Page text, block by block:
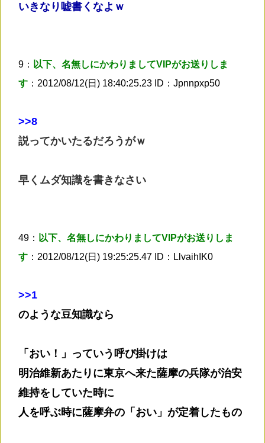
いきなり嘘書くなよｗ
9： 以下、名無しにかわりましてVIPがお送りしま
す ：2012/08/12(日) 18:40:25.23 ID：Jpnnpxp50
>>8
説ってかいたるだろうがｗ
早くムダ知識を書きなさい
49： 以下、名無しにかわりましてVIPがお送りしま
す ：2012/08/12(日) 19:25:25.47 ID：LlvaihIK0
>>1
のような豆知識なら
「おい！」っていう呼び掛けは
明治維新あたりに東京へ来た薩摩の兵隊が治安
維持をしていた時に
人を呼ぶ時に薩摩弁の「おい」が定着したもの